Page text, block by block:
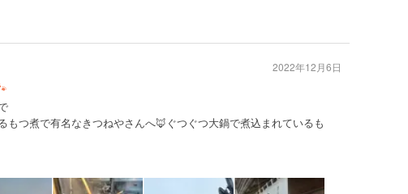
もつ煮で有名なきつねやさんへ🦊ぐつぐつ大鍋で煮込まれているも
2022年12月6日